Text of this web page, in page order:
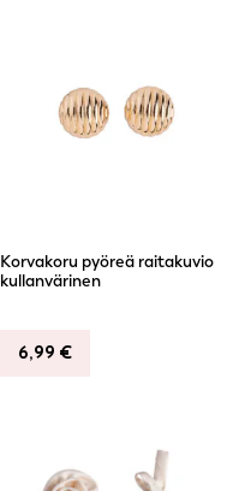
Korvakoru pyöreä raitakuvio
kullanvärinen
6,99 €